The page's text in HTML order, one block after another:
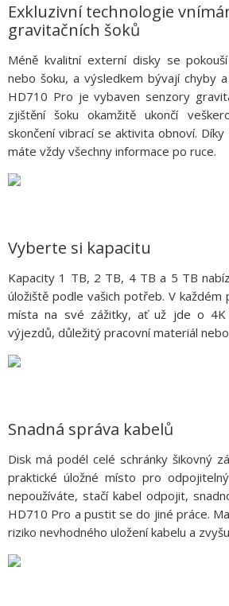
Exkluzivní technologie
gravitačních šoků
Méně kvalitní externí disky se
nebo šoku, a výsledkem bývají chyby
HD710 Pro je vybaven senzory
zjištění šoku okamžitě ukončí
skončení vibrací se aktivita obnoví.
máte vždy všechny informace po ruce.
Vyberte si kapacitu
Kapacity 1 TB, 2 TB, 4 TB a 5 TB
úložiště podle vašich potřeb. V
místa na své zážitky, ať už jde o 4K
výjezdů, důležitý pracovní materiál
Snadná správa kabelů
Disk má podél celé schránky šikovný
praktické úložné místo pro
nepoužíváte, stačí kabel odpojit,
HD710 Pro a pustit se do jiné práce.
riziko nevhodného uložení kabelu a